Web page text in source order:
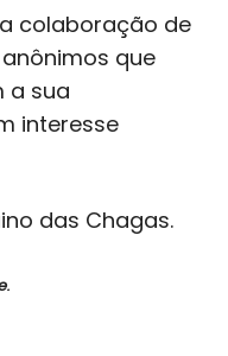
colaboração de
que
a sua
interesse
das Chagas.